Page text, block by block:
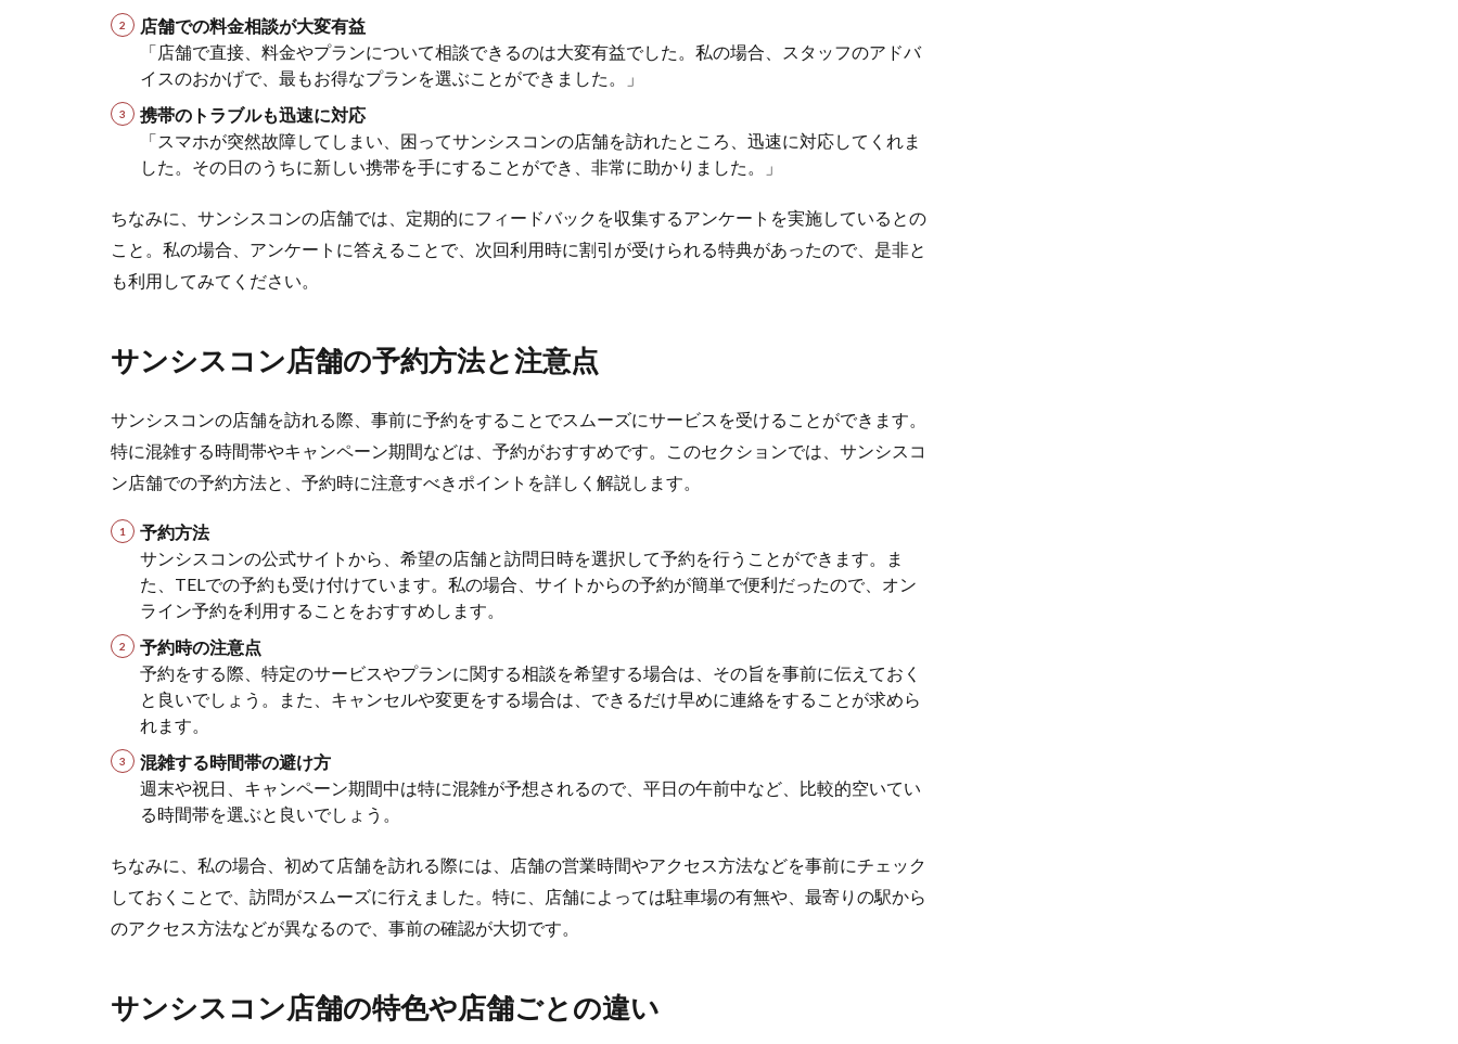
サ
シ
コ
店
の
色
や
ご
と
違
6
ン
シ
コ
ン
店
舗
キ
ャ
ン
ペ
ー
ン
割
引
報
店舗での料金相談が大変有益
「店舗で直接、料金やプランについて相談できるのは大変有益でした。私の場合、スタッフのアドバ
イスのおかげで、最もお得なプランを選ぶことができました。」
携帯のトラブルも迅速に対応
「スマホが突然故障してしまい、困ってサンシスコンの店舗を訪れたところ、迅速に対応してくれま
した。その日のうちに新しい携帯を手にすることができ、非常に助かりました。」
ちなみに、サンシスコンの店舗では、定期的にフィードバックを収集するアンケートを実施しているとの
こと。私の場合、アンケートに答えることで、次回利用時に割引が受けられる特典があったので、是非と
も利用してみてください。
サンシスコン店舗の予約方法と注意点
サンシスコンの店舗を訪れる際、事前に予約をすることでスムーズにサービスを受けることができます。
特に混雑する時間帯やキャンペーン期間などは、予約がおすすめです。このセクションでは、サンシスコ
ン店舗での予約方法と、予約時に注意すべきポイントを詳しく解説します。
予約方法
サンシスコンの公式サイトから、希望の店舗と訪問日時を選択して予約を行うことができます。ま
た、TELでの予約も受け付けています。私の場合、サイトからの予約が簡単で便利だったので、オン
ライン予約を利用することをおすすめします。
予約時の注意点
予約をする際、特定のサービスやプランに関する相談を希望する場合は、その旨を事前に伝えておく
と良いでしょう。また、キャンセルや変更をする場合は、できるだけ早めに連絡をすることが求めら
れます。
混雑する時間帯の避け方
週末や祝日、キャンペーン期間中は特に混雑が予想されるので、平日の午前中など、比較的空いてい
る時間帯を選ぶと良いでしょう。
ちなみに、私の場合、初めて店舗を訪れる際には、店舗の営業時間やアクセス方法などを事前にチェック
しておくことで、訪問がスムーズに行えました。特に、店舗によっては駐車場の有無や、最寄りの駅から
のアクセス方法などが異なるので、事前の確認が大切です。
サンシスコン店舗の特色や店舗ごとの違い